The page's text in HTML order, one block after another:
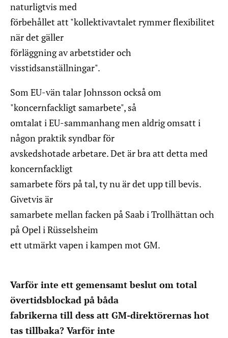
naturligtvis med
förbehållet att "kollektivavtalet rymmer flexibilitet
när det gäller
förläggning av arbetstider och
visstidsanställningar".
Som EU-vän talar Johnsson också om
"koncernfackligt samarbete", så
omtalat i EU-sammanhang men aldrig omsatt i
någon praktik syndbar för
avskedshotade arbetare. Det är bra att detta med
koncernfackligt
samarbete förs på tal, ty nu är det upp till bevis.
Givetvis är
samarbete mellan facken på Saab i Trollhättan och
på Opel i Rüsselsheim
ett utmärkt vapen i kampen mot GM.
Varför inte ett gemensamt beslut om total
övertidsblockad på båda
fabrikerna till dess att GM-direktörernas hot
tas tillbaka? Varför inte